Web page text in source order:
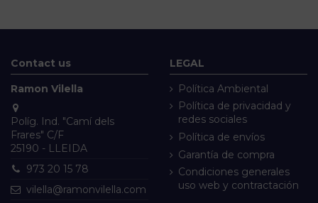
Contact us
Ramon Vilella
Políg. Ind. "Camí dels
Frares" C/F
25190 - LLEIDA
973 20 15 78
vilella@ramonvilella.com
LEGAL
Política Ambiental
Política de privacidad y
redes sociales
Política de envíos
Garantía de compra
Condiciones generales
uso web y contractación